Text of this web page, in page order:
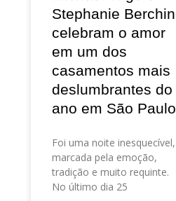
Stephanie Berchin
celebram o amor
em um dos
casamentos mais
deslumbrantes do
ano em São Paulo
Foi uma noite inesquecível,
marcada pela emoção,
tradição e muito requinte.
No último dia 25